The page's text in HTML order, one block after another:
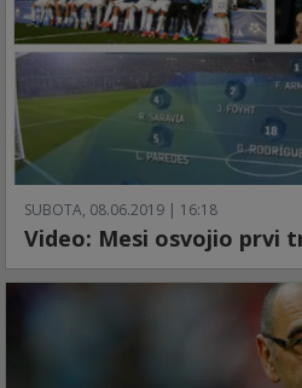
SUBOTA, 08.06.2019 | 16:18
Video: Mesi osvojio prvi